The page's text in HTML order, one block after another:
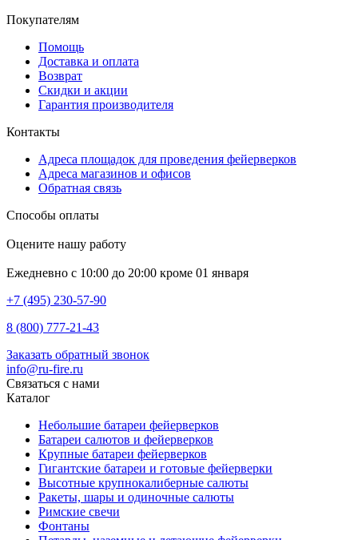
Покупателям
Помощь
Доставка и оплата
Возврат
Скидки и акции
Гарантия производителя
Контакты
Адреса площадок для проведения фейерверков
Адреса магазинов и офисов
Обратная связь
Способы оплаты
Оцените нашу работу
Ежедневно с 10:00 до 20:00 кроме 01 января
+7 (495) 230-57-90
8 (800) 777-21-43
Заказать обратный звонок
info@ru-fire.ru
Связаться с нами
Каталог
Небольшие батареи фейерверков
Батареи салютов и фейерверков
Крупные батареи фейерверков
Гигантские батареи и готовые фейерверки
Высотные крупнокалиберные салюты
Ракеты, шары и одиночные салюты
Римские свечи
Фонтаны